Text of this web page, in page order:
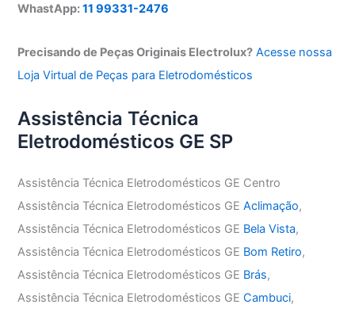
WhastApp:11 99331-2476
Precisando de Peças Originais Electrolux? Acesse nossa
Loja Virtual de Peças para Eletrodomésticos
Assistência Técnica
Eletrodomésticos GE SP
Assistência Técnica Eletrodomésticos GE Centro
Assistência Técnica Eletrodomésticos GEAclimação,
Assistência Técnica Eletrodomésticos GE Bela Vista,
Assistência Técnica Eletrodomésticos GE Bom Retiro,
Assistência Técnica Eletrodomésticos GE Brás,
Assistência Técnica Eletrodomésticos GECambuci,